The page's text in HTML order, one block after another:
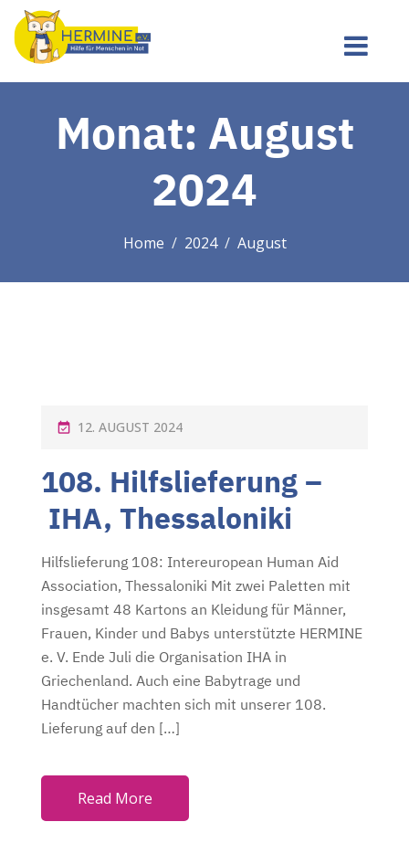
Monat: August
2024
Home 2024 August
P
S
E
D
O
N
12. AUGUST 2024
108. Hilfslieferung –
IHA, Thessaloniki
Hilfslieferung 108: Intereuropean Human Aid
Association, Thessaloniki Mit zwei Paletten mit
insgesamt 48 Kartons an Kleidung für Männer,
Frauen, Kinder und Babys unterstützte HERMINE
e. V. Ende Juli die Organisation IHA in
Griechenland. Auch eine Babytrage und
Handtücher machten sich mit unserer 108.
Lieferung auf den […]
Read More